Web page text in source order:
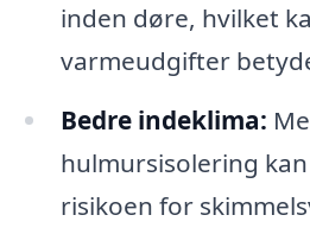
inden døre, hvilket
varmeudgifter
Bedre indeklima:
hulmursisolering
risikoen for